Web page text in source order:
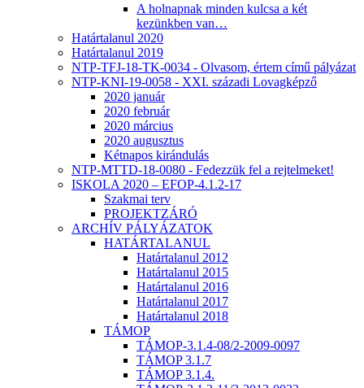
A holnapnak minden kulcsa a két
kezünkben van…
Határtalanul 2020
Határtalanul 2019
NTP-TFJ-18-TK-0034 - Olvasom, értem című pályázat
NTP-KNI-19-0058 - XXI. századi Lovagképző
2020 január
2020 február
2020 március
2020 augusztus
Kétnapos kirándulás
NTP-MTTD-18-0080 - Fedezzük fel a rejtelmeket!
ISKOLA 2020 – EFOP-4.1.2-17
Szakmai terv
PROJEKTZÁRÓ
ARCHÍV PÁLYÁZATOK
HATÁRTALANUL
Határtalanul 2012
Határtalanul 2015
Határtalanul 2016
Határtalanul 2017
Határtalanul 2018
TÁMOP
TÁMOP-3.1.4-08/2-2009-0097
TÁMOP 3.1.7
TÁMOP 3.1.4.